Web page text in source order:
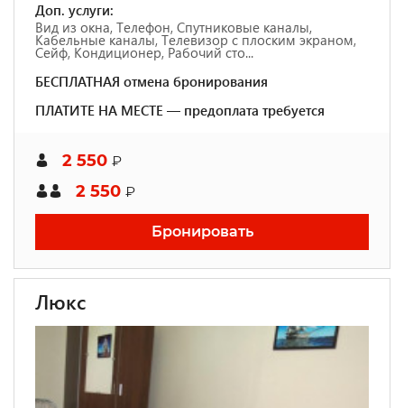
Доп. услуги:
Вид из окна, Телефон, Спутниковые каналы,
Кабельные каналы, Телевизор с плоским экраном,
Сейф, Кондиционер, Рабочий сто...
БЕСПЛАТНАЯ отмена бронирования
ПЛАТИТЕ НА МЕСТЕ — предоплата требуется
2 550 ₽
2 550 ₽
Бронировать
Люкс